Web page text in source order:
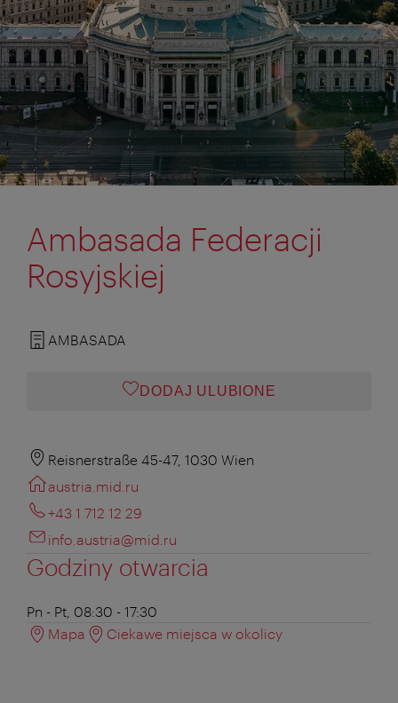
Ambasada Federacji
Rosyjskiej
AMBASADA
DODAJ ULUBIONE
Reisnerstraße 45-47, 1030 Wien
austria.mid.ru
+43 1 712 12 29
info.austria@mid.ru
Godziny otwarcia
Pn - Pt, 08:30 - 17:30
Mapa
Ciekawe miejsca w okolicy